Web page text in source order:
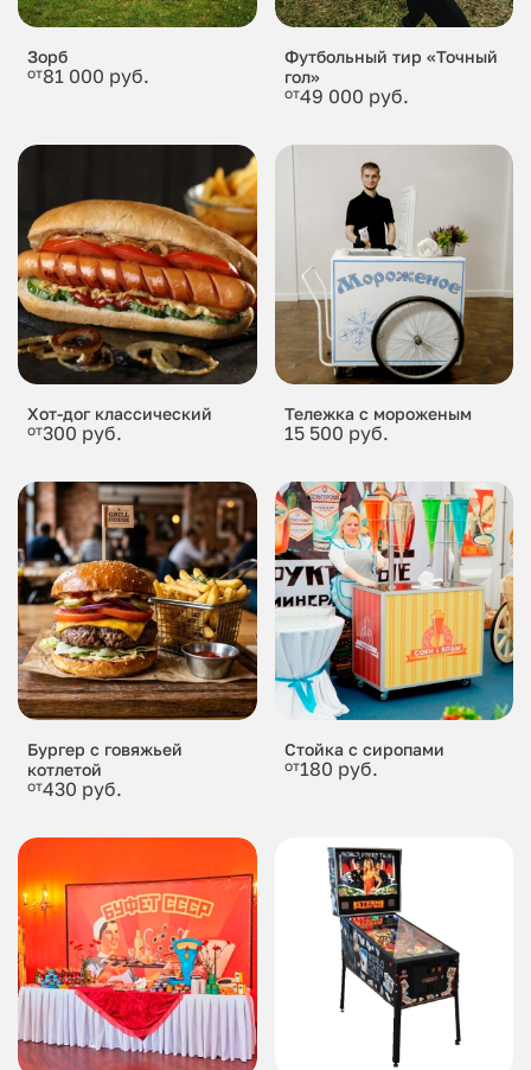
Зорб
от81 000 руб.
Футбольный тир «Точный
гол»
от49 000 руб.
Хот-дог классический
от300 руб.
Тележка с мороженым
15 500 руб.
Бургер с говяжьей
котлетой
от430 руб.
Стойка с сиропами
от180 руб.